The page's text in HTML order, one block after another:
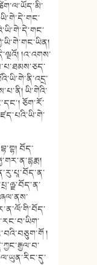
།འ་འགས་
ཡི་གེའི་
ཅོག་རོ་
བོད་
།